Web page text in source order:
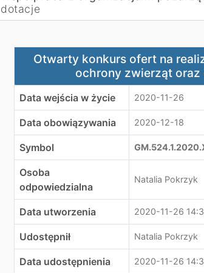
dotacje
Otwarty konkurs ofert na realizację
Otwarty konkurs ofert na
ochrony zwierząt
Data wejścia w życie 2020-11-26
Data obowiązywania 2020-12-18
Symbol
Osoba
odpowiedzialna
Natalia Pokrzyk
Data utworzenia 2020-11-26
Udostępnił Natalia Pokrzyk
Data udostępnienia 2020-11-26